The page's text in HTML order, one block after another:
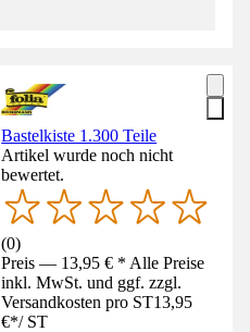
Bastelkiste 1.300 Teile
Artikel wurde noch nicht
bewertet.
(0)
Preis — 13,95 € * Alle Preise
inkl. MwSt. und ggf. zzgl.
Versandkosten pro ST13,95
€*/ ST